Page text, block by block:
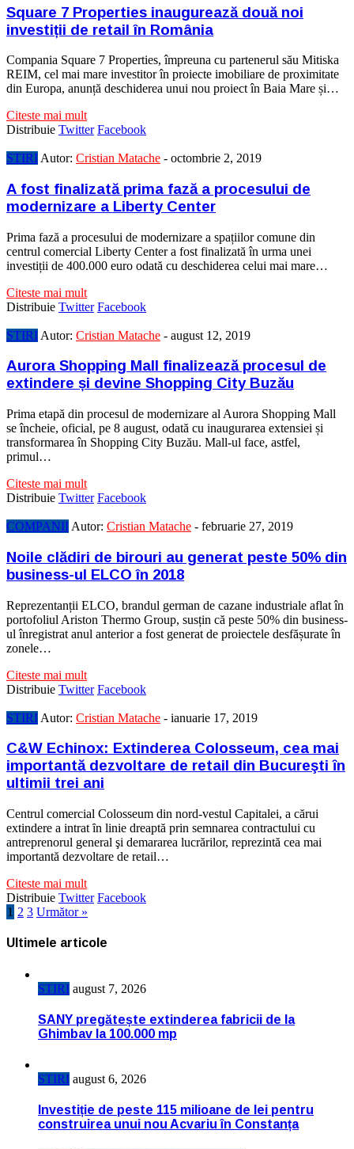
Square 7 Properties inaugurează două noi
investiții de retail în România
Compania Square 7 Properties, împreuna cu partenerul său Mitiska
REIM, cel mai mare investitor în proiecte imobiliare de proximitate
din Europa, anunță deschiderea unui nou proiect în Baia Mare și…
Citeste mai mult
Distribuie Twitter Facebook
STIRI Autor: Cristian Matache - octombrie 2, 2019
A fost finalizată prima fază a procesului de
modernizare a Liberty Center
Prima fază a procesului de modernizare a spațiilor comune din
centrul comercial Liberty Center a fost finalizată în urma unei
investiții de 400.000 euro odată cu deschiderea celui mai mare…
Citeste mai mult
Distribuie Twitter Facebook
STIRI Autor: Cristian Matache - august 12, 2019
Aurora Shopping Mall finalizează procesul de
extindere și devine Shopping City Buzău
Prima etapă din procesul de modernizare al Aurora Shopping Mall
se încheie, oficial, pe 8 august, odată cu inaugurarea extensiei și
transformarea în Shopping City Buzău. Mall-ul face, astfel,
primul…
Citeste mai mult
Distribuie Twitter Facebook
COMPANII Autor: Cristian Matache - februarie 27, 2019
Noile clădiri de birouri au generat peste 50% din
business-ul ELCO în 2018
Reprezentanții ELCO, brandul german de cazane industriale aflat în
portofoliul Ariston Thermo Group, susțin că peste 50% din business-
ul înregistrat anul anterior a fost generat de proiectele desfășurate în
zonele…
Citeste mai mult
Distribuie Twitter Facebook
STIRI Autor: Cristian Matache - ianuarie 17, 2019
C&W Echinox: Extinderea Colosseum, cea mai
importantă dezvoltare de retail din Bucureşti ȋn
ultimii trei ani
Centrul comercial Colosseum din nord-vestul Capitalei, a cărui
extindere a intrat ȋn linie dreaptă prin semnarea contractului cu
antreprenorul general şi demararea lucrărilor, reprezintă cea mai
importantă dezvoltare de retail…
Citeste mai mult
Distribuie Twitter Facebook
1 2 3 Următor »
Ultimele articole
STIRI august 7, 2026
SANY pregătește extinderea fabricii de la
Ghimbav la 100.000 mp
STIRI august 6, 2026
Investiție de peste 115 milioane de lei pentru
construirea unui nou Acvariu în Constanța